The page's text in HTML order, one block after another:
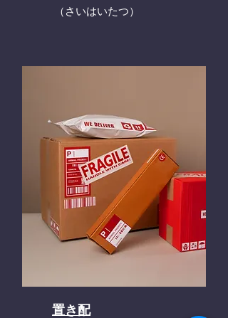
​（さいはいたつ）
置き配